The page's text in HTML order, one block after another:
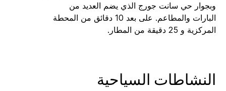
وبجوار حي سانت جورج الذي يضم العديد من
البارات والمطاعم. على بعد 10 دقائق من المحطة
المركزية و 25 دقيقة من المطار.
النشاطات السياحية